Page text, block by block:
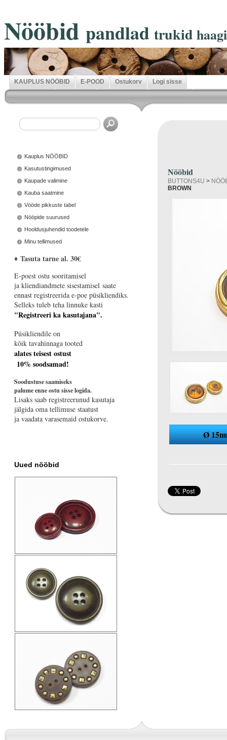
Nööbid pandlad trukid
KAUPLUS NÖÖBID E-POOD Ostukorv Logi sisse
Kauplus NÖÖBID
Kasutustingimused
Kaupade valimine
Kauba saatmine
Vööde pikkuste tabel
Nööpide suurused
Hooldusjuhendid toodetele
Minu tellimused
♦ Tasuta tarne al. 30€
E-poest ostu sooritamisel
ja kliendiandmete sisestamisel saate
ennast registreerida e-poe püsikliendiks.
Selleks tuleb teha linnuke kasti
"Registreeri ka kasutajana".
Püsikliendile on
kõik tavahinnaga tooted
alates teisest ostust
10% soodsamad!
Soodustuse saamiseks
palume enne ostu sisse logida.
Lisaks saab registreerunud kasutaja
jälgida oma tellimuse staatust
ja vaadata varasemaid ostukorve.
Uued nööbid
Nööbid
BUTTONS4U >
BROWN
Ø